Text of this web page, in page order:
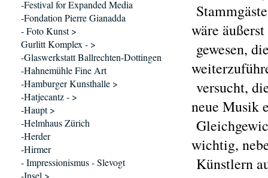
wäre
gewesen,
versucht,
neue Musik
wichtig,
Künstlern
-Festival for Expanded Media
-Fondation Pierre Gianadda
- Foto Kunst >
Gurlitt Komplex - >
-Glaswerkstatt Ballrechten-Dottingen
-Hahnemühle Fine Art
-Hamburger Kunsthalle >
-Hatjecantz - >
-Haupt >
-Helmhaus Zürich
-Herder
-Hirmer
- Impressionismus - Slevogt
-Insel >